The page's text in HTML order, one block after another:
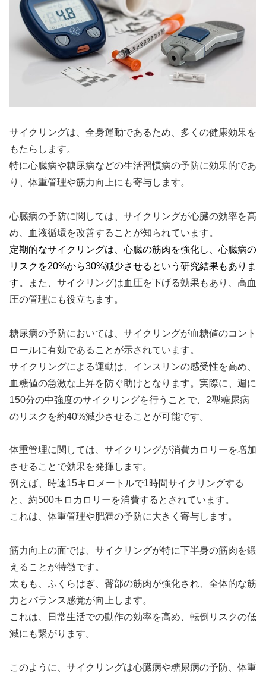
サイクリングは、全身運動であるため、多くの健康効果を
もたらします。
特に心臓病や糖尿病などの生活習慣病の予防に効果的であ
り、体重管理や筋力向上にも寄与します。
心臓病の予防に関しては、サイクリングが心臓の効率を高
め、血液循環を改善することが知られています。
定期的なサイクリングは、心臓の筋肉を強化し、心臓病の
リスクを20%から30%減少させるという研究結果もありま
す。
また、サイクリングは血圧を下げる効果もあり、高血
圧の管理にも役立ちます。
糖尿病の予防においては、サイクリングが血糖値のコント
ロールに有効であることが示されています。
サイクリングによる運動は、インスリンの感受性を高め、
血糖値の急激な上昇を防ぐ助けとなります。実際に、週に
150分の中強度のサイクリングを行うことで、2型糖尿病
のリスクを約40%減少させることが可能です。
体重管理に関しては、サイクリングが消費カロリーを増加
させることで効果を発揮します。
例えば、時速15キロメートルで1時間サイクリングする
と、約500キロカロリーを消費するとされています。
これは、体重管理や肥満の予防に大きく寄与します。
筋力向上の面では、サイクリングが特に下半身の筋肉を鍛
えることが特徴です。
太もも、ふくらはぎ、臀部の筋肉が強化され、全体的な筋
力とバランス感覚が向上します。
これは、日常生活での動作の効率を高め、転倒リスクの低
減にも繋がります。
このように、サイクリングは心臓病や糖尿病の予防、体重